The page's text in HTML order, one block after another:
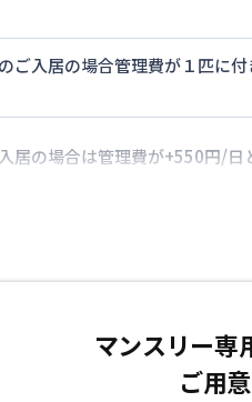
ご入居の場合管理費が１匹に
居の場合は管理費が+550円/日
マンスリー専
ご用